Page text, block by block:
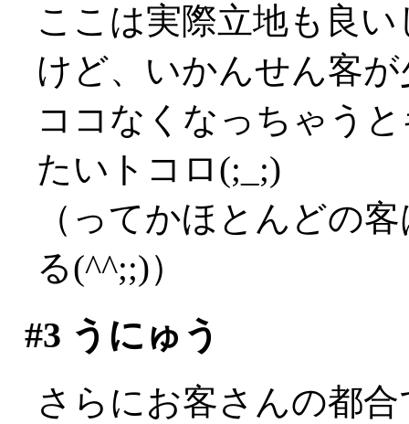
ここは実際立地も良
けど、いかんせん客
ココなくなっちゃう
たいトコロ(;_;)
（ってかほとんどの
る(^^;;)）
#3 うにゅう
さらにお客さんの都